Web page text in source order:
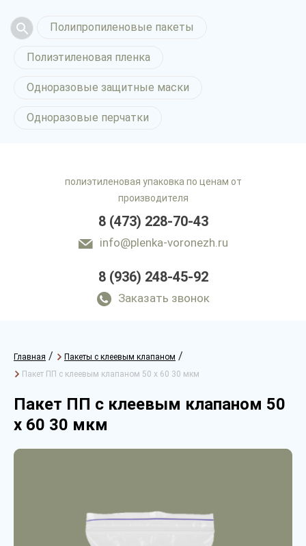
Полипропиленовые пакеты
Полиэтиленовая пленка
Одноразовые защитные маски
Одноразовые перчатки
полиэтиленовая упаковка по ценам от
производителя
8 (473) 228-70-43
info@plenka-voronezh.ru
8 (936) 248-45-92
Заказать звонок
Главная / Пакеты с клеевым клапаном /
Пакет ПП с клеевым клапаном 50 х 60 30 мкм
Пакет ПП с клеевым клапаном 50
х 60 30 мкм